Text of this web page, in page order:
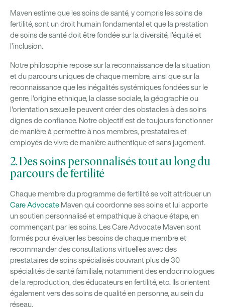
Maven estime que les soins de santé, y compris les soins de
fertilité, sont un droit humain fondamental et que la prestation
de soins de santé doit être fondée sur la diversité, l’équité et
l’inclusion.
Notre philosophie repose sur la reconnaissance de la situation
et du parcours uniques de chaque membre, ainsi que sur la
reconnaissance que les inégalités systémiques fondées sur le
genre, l'origine ethnique, la classe sociale, la géographie ou
l'orientation sexuelle peuvent créer des obstacles à des soins
dignes de confiance. Notre objectif est de toujours fonctionner
de manière à permettre à nos membres, prestataires et
employés de vivre de manière authentique et sans jugement.
2. Des soins personnalisés tout au long du
parcours de fertilité
Chaque membre du programme de fertilité se voit attribuer un
Care Advocate Maven qui coordonne ses soins et lui apporte
un soutien personnalisé et empathique à chaque étape, en
commençant par les soins. Les Care Advocate Maven sont
formés pour évaluer les besoins de chaque membre et
recommander des consultations virtuelles avec des
prestataires de soins spécialisés couvrant plus de 30
spécialités de santé familiale, notamment des endocrinologues
de la reproduction, des éducateurs en fertilité, etc. Ils orientent
également vers des soins de qualité en personne, au sein du
réseau.